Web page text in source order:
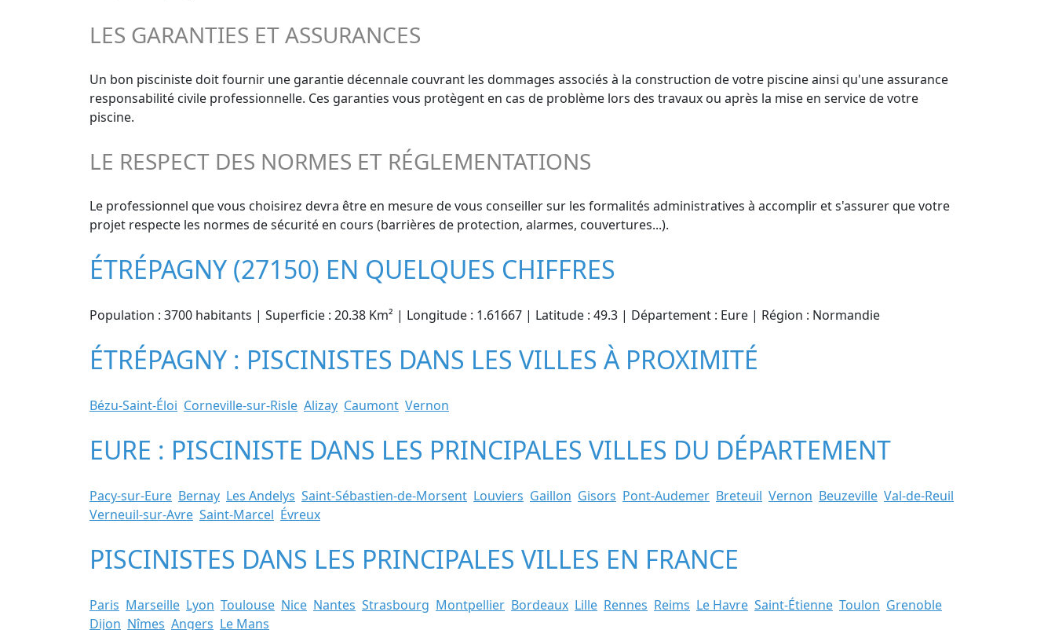
LES GARANTIES ET ASSURANCES
Un bon pisciniste doit fournir une garantie décennale couvrant les dommages associés à la construction de votre piscine ainsi qu'une assurance
responsabilité civile professionnelle. Ces garanties vous protègent en cas de problème lors des travaux ou après la mise en service de votre
piscine.
LE RESPECT DES NORMES ET RÉGLEMENTATIONS
Le professionnel que vous choisirez devra être en mesure de vous conseiller sur les formalités administratives à accomplir et s'assurer que votre
projet respecte les normes de sécurité en cours (barrières de protection, alarmes, couvertures...).
ÉTRÉPAGNY (27150) EN QUELQUES CHIFFRES
Population : 3700 habitants | Superficie : 20.38 Km² | Longitude : 1.61667 | Latitude : 49.3 | Département : Eure | Région : Normandie
ÉTRÉPAGNY : PISCINISTES DANS LES VILLES À PROXIMITÉ
Bézu-Saint-Éloi Corneville-sur-Risle Alizay Caumont Vernon
EURE : PISCINISTE DANS LES PRINCIPALES VILLES DU DÉPARTEMENT
Pacy-sur-Eure Bernay Les Andelys Saint-Sébastien-de-Morsent Louviers Gaillon Gisors Pont-Audemer Breteuil Vernon Beuzeville Val-de-Reuil
Verneuil-sur-Avre Saint-Marcel Évreux
PISCINISTES DANS LES PRINCIPALES VILLES EN FRANCE
Paris Marseille Lyon Toulouse Nice Nantes Strasbourg Montpellier Bordeaux Lille Rennes Reims Le Havre Saint-Étienne Toulon Grenoble
Dijon Nîmes Angers Le Mans